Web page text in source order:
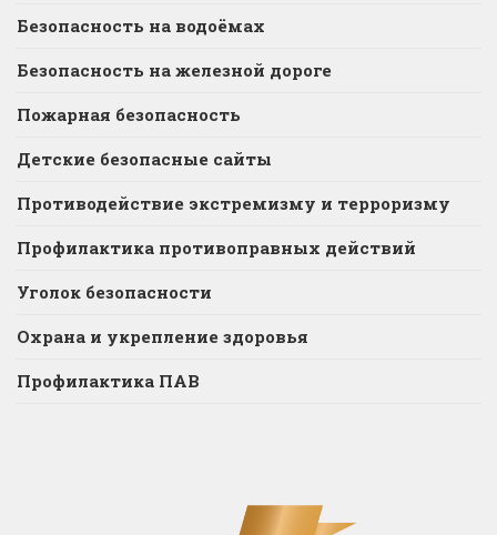
Безопасность на водоёмах
Безопасность на железной дороге
Пожарная безопасность
Детские безопасные сайты
Противодействие экстремизму и терроризму
Профилактика противоправных действий
Уголок безопасности
Охрана и укрепление здоровья
Профилактика ПАВ